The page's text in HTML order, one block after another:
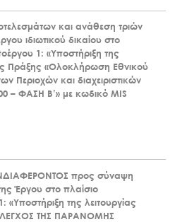
και ανάθεση τριών
ιδιωτικού δικαίου στο
1: «Υποστήριξη της
Πράξης «Ολοκλήρωση Εθνικού
Περιοχών και διαχειριστικών
– ΦΑΣΗ Β’» με κωδικό MIS
προς σύναψη
Έργου στο πλαίσιο
της λειτουργίας
ΤΗΣ ΠΑΡΑΝΟΜΗΣ